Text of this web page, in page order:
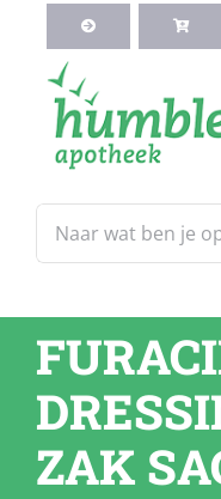
inhoud
naar:
Webshop
Blog
Diensten
ZAK